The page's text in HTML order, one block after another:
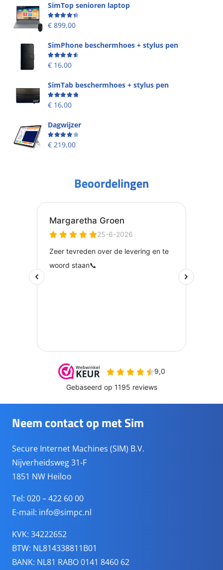
SimTop senioren laptop
Beoordeling
€ 899,00
SimPhone beschermhoes + stylus pen
Beoordeling
€ 16,00
SimTab beschermhoes + stylus pen
Beoordeling
€ 16,00
Dagwijzer
Beoordeling
€ 219,00
Beoordelingen
Neem contact op met Sim
Secure Internet Machines (SIM) B.V.
Nijverheidsweg 31-F
1851 NW Heiloo
Tel: 020 – 422 60 00
E-mail: info@simpc.nl
KVK: 34222652
BTW: NL814338811B01
BANK: NL81 RABO 0141 8460 62